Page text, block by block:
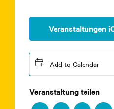
Veranstaltungen
Add to Calendar
Veranstaltung teilen